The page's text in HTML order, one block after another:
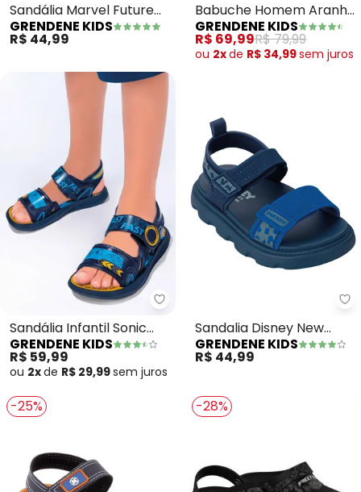
Sandália Marvel Future
(Azul)
GRENDENE KIDS
R$ 44,99
Babuche Homem Aranha
Quadrinhos (Azul)
GRENDENE KIDS
R$ 69,99R$ 79,99
ou 2xde R$ 34,99sem juros
Grendene Kids - Sandália
Sandália Infantil Sonic
Furious Eyes (Azul)
GRENDENE KIDS
R$ 59,99
ou 2xde R$ 29,99sem juros
Sandalia Disney New
Comfy (Azul)
GRENDENE KIDS
R$ 44,99
-25% -28%